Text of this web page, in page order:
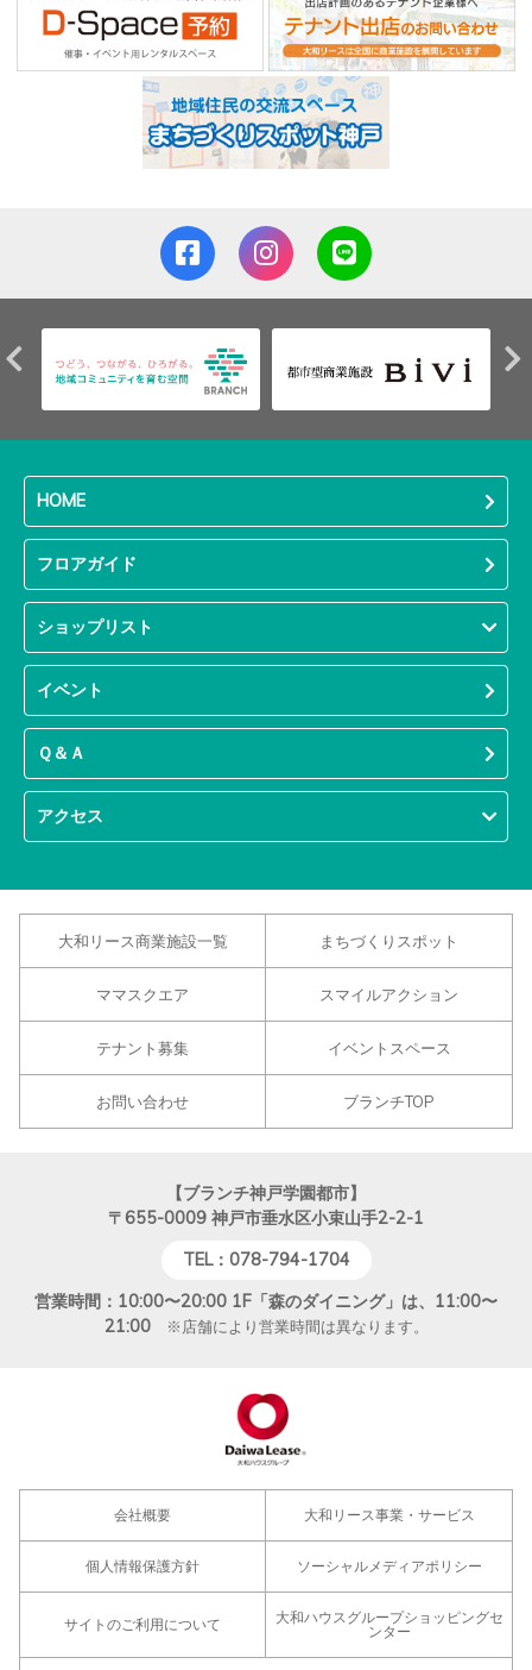
HOME
フロアガイド
ショップリスト
イベント
Ｑ＆Ａ
アクセス
大和リース商業施設一覧 まちづくりスポット
ママスクエア スマイルアクション
テナント募集 イベントスペース
お問い合わせ ブランチTOP
【ブランチ神戸学園都市】
〒655-0009 神戸市垂水区小束山手2-2-1
TEL：078-794-1704
営業時間：10:00〜20:00 1F「森のダイニング」は、11:00〜
21:00※店舗により営業時間は異なります。
会社概要 大和リース事業・サービス
個人情報保護方針 ソーシャルメディアポリシー
サイトのご利用について
大和ハウスグループショッピングセ
ンター